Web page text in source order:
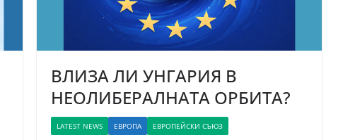
ВЛИЗА ЛИ УНГАРИЯ В
НЕОЛИБЕРАЛНАТА ОРБИТА?
LATEST NEWS ЕВРОПА ЕВРОПЕЙСКИ СЪЮЗ